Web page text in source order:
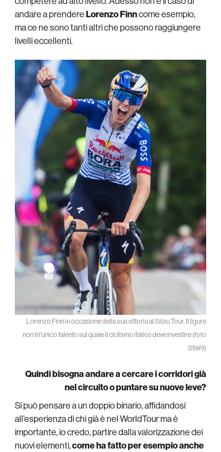
andare a prendereLorenzo Finncome esempio,
ma ce ne sono tanti altri che possono raggiungere
livelli eccellenti.
Lorenzo Finn in occasione della sua vittoria al Sibiu Tour. Il ligure
non è l’unico talento sul quale il ciclismo italico deve investire (foto
Stiehl)
Quindi bisogna andare a cercare i corridori già
nel circuito o puntare su nuove leve?
Si può pensare a un doppio binario, affidandosi
all’esperienza di chi già è nel WorldTour ma è
importante, io credo, partire dalla valorizzazione dei
nuovi elementi,come ha fatto per esempio anche